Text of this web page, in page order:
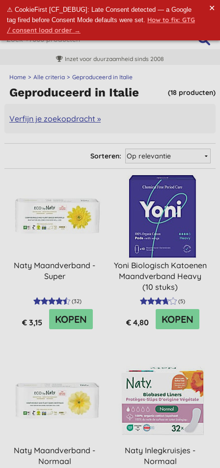
⚠ CookieFirst [CF_DEBUG]: Late Consent detected — a Google
tag fired before Consent Mode defaults were set. How to fix: GTG
/ consent load order →
✕
Inzet voor duurzaamheid sinds 2008
Home Alle criteria Geproduceerd in Italie
(18 producten)
Geproduceerd in Italie
Verfijn je zoekopdracht »
Sorteren:
Naty Maandverband -
Super
(32)
€ 3,15 KOPEN
Yoni Biologisch Katoenen
Maandverband Heavy
(10 stuks)
(5)
€ 4,80 KOPEN
Naty Maandverband -
Normaal
Naty Inlegkruisjes -
Normaal